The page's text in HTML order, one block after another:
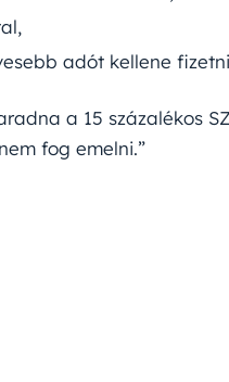
adót kellene
a 15 százalékos
fog emelni.”